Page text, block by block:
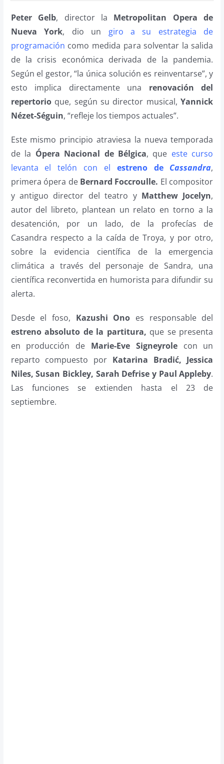
Peter Gelb, director la Metropolitan Opera de
Nueva York, dio un giro a su estrategia de
programación como medida para solventar la salida
de la crisis económica derivada de la pandemia.
Según el gestor, “la única solución es reinventarse”, y
esto implica directamente una renovación del
repertorioque, según su director musical,Yannick
Nézet-Séguin, “refleje los tiempos actuales”.
Este mismo principio atraviesa la nueva temporada
de la Ópera Nacional de Bélgica, que este curso
levanta el telón con el estreno de Cassandra,
primera ópera de Bernard Foccroulle. El compositor
y antiguo director del teatro y Matthew Jocelyn,
autor del libreto, plantean un relato en torno a la
desatención, por un lado, de la profecías de
Casandra respecto a la caída de Troya, y por otro,
sobre la evidencia científica de la emergencia
climática a través del personaje de Sandra, una
científica reconvertida en humorista para difundir su
alerta.
Desde el foso, Kazushi Ono es responsable del
estreno absoluto de la partitura, que se presenta
en producción de Marie-Eve Signeyrolecon un
reparto compuesto por Katarina Bradić, Jessica
Niles, Susan Bickley, Sarah Defrise y Paul Appleby.
Las funciones se extienden hasta el 23 de
septiembre.